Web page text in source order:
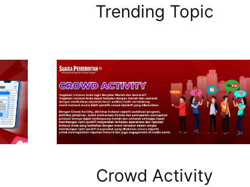
Trending Topic
Crowd Activity